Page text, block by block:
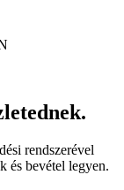
rendszerével
és bevétel legyen.